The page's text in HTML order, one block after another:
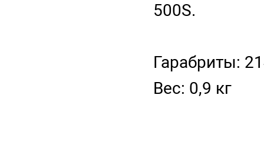
500S.
Гарабриты:
Вес: 0,9 кг